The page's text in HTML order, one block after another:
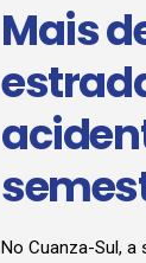
Mais
No Cuanza-Sul, a